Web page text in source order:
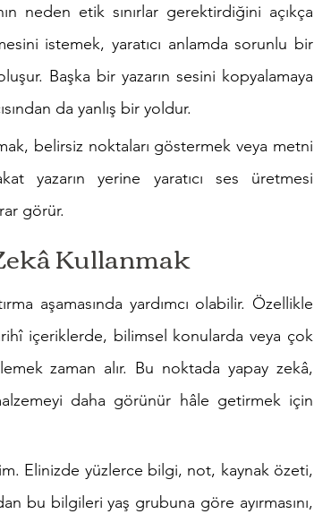
neden etik sınırlar gerektirdiğini açıkça
istemek, yaratıcı anlamda sorunlu bir
Başka bir yazarın sesini kopyalamaya
da yanlış bir yoldur.
belirsiz noktaları göstermek veya metni
yazarın yerine yaratıcı ses üretmesi
görür.
Kullanmak
aşamasında yardımcı olabilir. Özellikle
içeriklerde, bilimsel konularda veya çok
zaman alır. Bu noktada yapay zekâ,
daha görünür hâle getirmek için
Elinizde yüzlerce bilgi, not, kaynak özeti,
bu bilgileri yaş grubuna göre ayırmasını,